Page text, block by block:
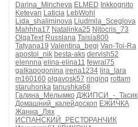
Darina_Mincheva ELMED Inkkognito
Ketevan Laticia LebWohl
Lida_shaliminova Liudmila_Sceglova
Mahhha17 Natalinka25 Nitocris_73
OlgaText Russlana Taisia800
Tatyana19 Valentina_begi Van-Toi-Ra
apostol_nik besta-aks dervish52
elennna elina-elina11 fewral75
galkapogonina irena1234 lira_lara
m160160 olgavosk57 ringing rottam
staruhonka tanushka68
Галина_Мелымко ДЖИПСИ_-_Тасик
Домашний_калейдоскоп ЕЖИЧКА
Жанна_Лях
ИСПАНСКИЙ_РЕСТОРАНЧИК